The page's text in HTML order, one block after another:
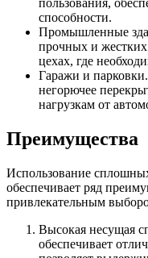
пользования,
способности.
Промышленные
прочных и
цехах, где
Гаражи и
негорючее
нагрузкам от
Преимущества
Использование
обеспечивает ряд
привлекательным
Высокая несущая
обеспечивает